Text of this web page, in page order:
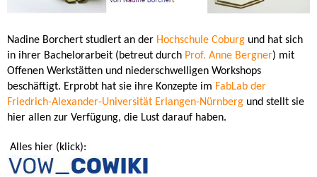
Nadine Borchert studiert an der Hochschule Coburg und hat sich
in ihrer Bachelorarbeit (betreut durch Prof. Anne Bergner) mit
Offenen Werkstätten und niederschwelligen Workshops
beschäftigt. Erprobt hat sie ihre Konzepte im FabLab der
Friedrich-Alexander-Universität Erlangen-Nürnberg und stellt sie
hier allen zur Verfügung, die Lust darauf haben.
Alles hier (klick):